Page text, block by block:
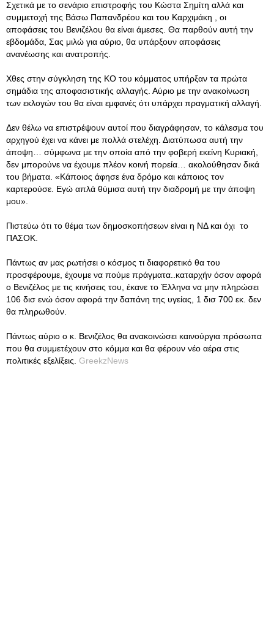
Σχετικά με το σενάριο επιστροφής του Κώστα Σημίτη αλλά και
συμμετοχή της Βάσω Παπανδρέου και του Καρχιμάκη , οι
αποφάσεις του Βενιζέλου θα είναι άμεσες. Θα παρθούν αυτή την
εβδομάδα, Σας μιλώ για αύριο, θα υπάρξουν αποφάσεις
ανανέωσης και ανατροπής.
Χθες στην σύγκληση της ΚΟ του κόμματος υπήρξαν τα πρώτα
σημάδια της αποφασιστικής αλλαγής. Αύριο με την ανακοίνωση
των εκλογών του θα είναι εμφανές ότι υπάρχει πραγματική αλλαγή.
Δεν θέλω να επιστρέψουν αυτοί που διαγράφησαν, το κάλεσμα του
αρχηγού έχει να κάνει με πολλά στελέχη. Διατύπωσα αυτή την
άποψη… σύμφωνα με την οποία από την φοβερή εκείνη Κυριακή,
δεν μπορούνε να έχουμε πλέον κοινή πορεία… ακολούθησαν δικά
του βήματα. «Kάποιος άφησε ένα δρόμο και κάποιος τον
καρτερούσε. Eγώ απλά θύμισα αυτή την διαδρομή με την άποψη
μου».
Πιστεύω ότι το θέμα των δημοσκοπήσεων είναι η ΝΔ και όχι το
ΠΑΣΟΚ.
Πάντως αν μας ρωτήσει ο κόσμος τι διαφορετικό θα του
προσφέρουμε, έχουμε να πούμε πράγματα..καταρχήν όσον αφορά
ο Βενιζέλος με τις κινήσεις του, έκανε το Έλληνα να μην πληρώσει
106 δισ ενώ όσον αφορά την δαπάνη της υγείας, 1 δισ 700 εκ. δεν
θα πληρωθούν.
Πάντως αύριο ο κ. Βενιζέλος θα ανακοινώσει καινούργια πρόσωπα
που θα συμμετέχουν στο κόμμα και θα φέρουν νέο αέρα στις
πολιτικές εξελίξεις. GreekzNews